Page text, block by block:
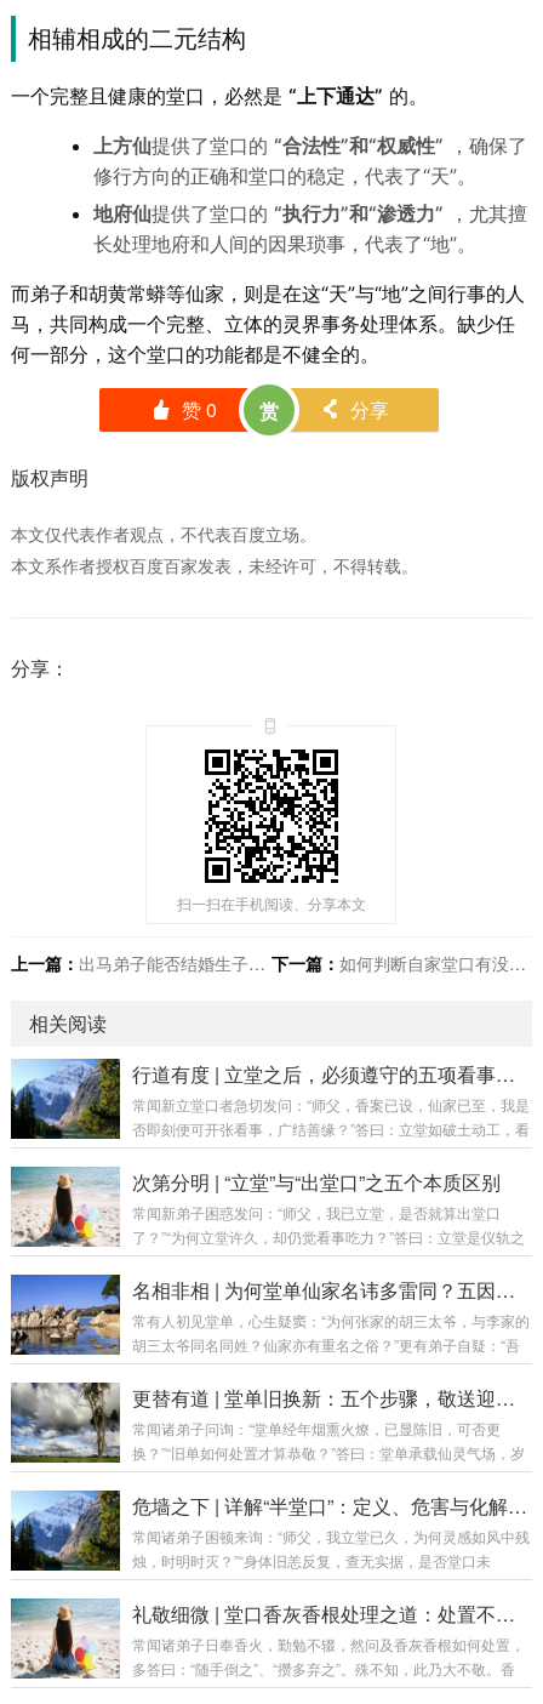
相辅相成的二元结构
一个完整且健康的堂口，必然是 “上下通达” 的。
上方仙提供了堂口的 “合法性”和“权威性” ，确保了
修行方向的正确和堂口的稳定，代表了“天”。
地府仙提供了堂口的 “执行力”和“渗透力” ，尤其擅
长处理地府和人间的因果琐事，代表了“地”。
而弟子和胡黄常蟒等仙家，则是在这“天”与“地”之间行事的人
马，共同构成一个完整、立体的灵界事务处理体系。缺少任
何一部分，这个堂口的功能都是不健全的。
󰄼 赞0 赏 󰄯 分享
版权声明
本文仅代表作者观点，不代表百度立场。
本文系作者授权百度百家发表，未经许可，不得转载。
分享：
扫一扫在手机阅读、分享本文
上一篇： 出马弟子能否结婚生子？对配偶和子女会产生哪些影响？ 下一篇： 如何判断自家堂口有没有“上方仙”缘分？来了会有什么感应？
相关阅读
行道有度 | 立堂之后，必须遵守的五项看事原则
常闻新立堂口者急切发问：“师父，香案已设，仙家已至，我是
否即刻便可开张看事，广结善缘？”答曰：立堂如破土动工，看
事如开门迎客。若地基未稳、砖瓦未干，便急于开张，轻则墙
裂屋漏，重则房倒人伤。行道之事，急不来，亦乱不得。今日
章：原则一——立堂不等于可以看事（需经磨合）核心要义：
仪式完成，仅是“领证”，尚未“上岗”。立堂是将仙家请回“家”，
务：每日香火不断：建立稳定的沟通习惯，...
次第分明 | “立堂”与“出堂口”之五个本质区别
常闻新弟子困惑发问：“师父，我已立堂，是否就算出堂口
了？”“为何立堂许久，却仍觉看事吃力？”答曰：立堂是仪轨之
始，出堂口是功夫之成。 二者如婚礼与过日子，虽有关联，实
为两事。若混为一谈，则易生急功近利之心，反成修行路上之
别一——性质不同（仪式 vs 状态）立堂（仪式）如新婚典礼，
是一场正式确立关系的仪式。通过请师、设单、焚香、落座等
活，是一种状态。当弟子与仙家磨合日久，...
名相非相 | 为何堂单仙家名讳多雷同？五因详解
常有人初见堂单，心生疑窦：“为何张家的胡三太爷，与李家的
胡三太爷同名同姓？仙家亦有重名之俗？”更有弟子自疑：“吾
家堂单与人仿佛，莫非法脉有伪？”答曰：堂单之名，非仙家之
本名，乃修行界之“公用密号”。其理若何？今日为诸位详述五
一理：堂单上所书，乃“代号”与“职称”，而非仙家之“真名”与“身
份证”。譬喻：如同拨打客服电话，你呼叫的是“人工服务”，接
堂单之名，即是那“人工服务...
更替有道 | 堂单旧换新：五个步骤，敬送迎请之全法
常闻诸弟子问询：“堂单经年烟熏火燎，已显陈旧，可否更
换？”“旧单如何处置才算恭敬？”答曰：堂单承载仙灵气场，岁
月久矣，尘垢蒙蔽，气运滞涩，更换乃理所应当。然此非俗
事，乃庄严仪轨。今日便将换堂单之判断标准、吉日良辰、详
该换堂单？堂单乃仙家法脉之载体，出现以下情形，即为更换
之机：破损严重：边角撕裂、纸质风化、字迹模糊难辨。门面
或有水渍、霉斑。此为秽气所侵，需及时更替。虫蛀水...
危墙之下 | 详解“半堂口”：定义、危害与化解之道
常闻诸弟子困顿来询：“师父，我立堂已久，为何灵感如风中残
烛，时明时灭？”“身体旧恙反复，查无实据，是否堂口未
全？”“半堂口究竟何意？于我何害？”答曰：半堂口，乃堂口未
竟之功，如大厦建半而停工，虽具雏形，实藏隐患。今日便将
为“半堂口”？通俗定义：立堂仪式仅完成一半，堂口结构不
全，仙家未能全部归位。好比盖房：正规堂口是地基坚实、梁
礼敬细微 | 堂口香灰香根处理之道：处置不当，福运亦成空
常闻诸弟子日奉香火，勤勉不辍，然问及香灰香根如何处置，
多答曰：“随手倒之”、“攒多弃之”。殊不知，此乃大不敬。香
灰：为香火承载仙师灵气与弟子心意所化，非寻常尘灰，乃是